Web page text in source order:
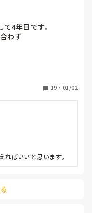
4年目です。
わず
という先生がほとん
。
19 ・ 01/02
ばいいと思います。